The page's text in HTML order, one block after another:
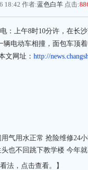
18:42 作者:蓝色白羊 点击:
：上午8时10分许，在长
电动车相撞，面包车顶
文网址： http://
气用水正常 抢险维修24
也不回跳下教学楼 今年
法，点击查看。】